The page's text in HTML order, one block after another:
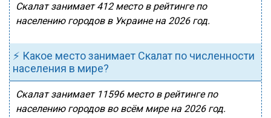
Скалат занимает 412 место в рейтинге по
населению городов в Украине на 2026 год.
⚡ Какое место занимает Скалат по численности
населения в мире?
Скалат занимает 11596 место в рейтинге по
населению городов во всём мире на 2026 год.